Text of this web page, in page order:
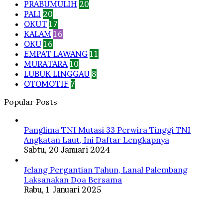
PRABUMULIH 20
PALI 20
OKUT 17
KALAM 16
OKU 16
EMPAT LAWANG 11
MURATARA 10
LUBUK LINGGAU 8
OTOMOTIF 7
Popular Posts
Panglima TNI Mutasi 33 Perwira Tinggi TNI
Angkatan Laut, Ini Daftar Lengkapnya
Sabtu, 20 Januari 2024
Jelang Pergantian Tahun, Lanal Palembang
Laksanakan Doa Bersama
Rabu, 1 Januari 2025